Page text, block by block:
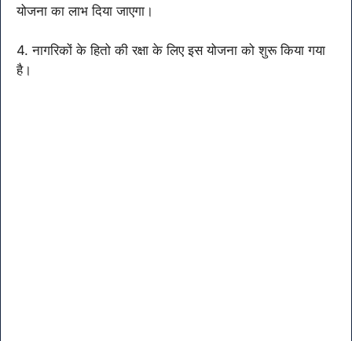
योजना का लाभ दिया जाएगा।
4. नागरिकों के हितो की रक्षा के लिए इस योजना को शुरू किया गया
है।